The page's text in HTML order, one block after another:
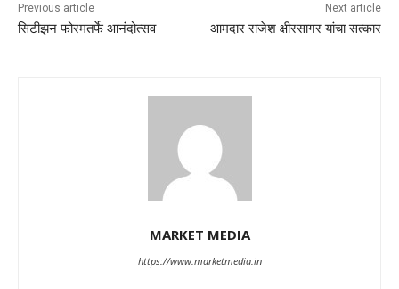
Previous article
सिटीझन फोरमतर्फे आनंदोत्सव
Next article
आमदार राजेश क्षीरसागर यांचा सत्कार
MARKET MEDIA
https://www.marketmedia.in